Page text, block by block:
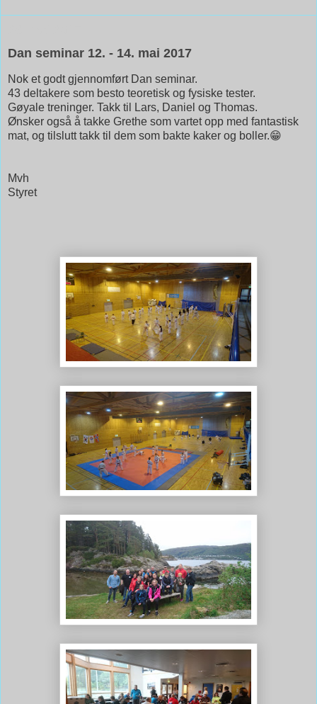
Dan seminar 12. - 14. mai 2017
Nok et godt gjennomført Dan seminar.
43 deltakere som besto teoretisk og fysiske tester.
Gøyale treninger. Takk til Lars, Daniel og Thomas.
Ønsker også å takke Grethe som vartet opp med fantastisk
mat, og tilslutt takk til dem som bakte kaker og boller.😁
Mvh
Styret